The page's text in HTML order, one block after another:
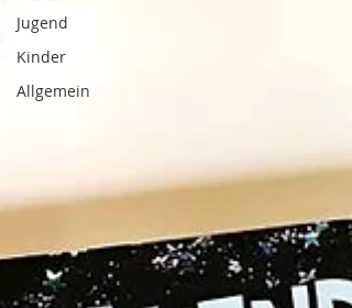
Jugend
Kinder
Allgemein